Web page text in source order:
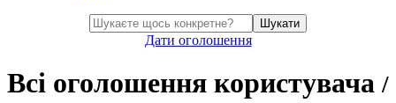
Шукати
Дати оголошення
Всі оголошення користувача/